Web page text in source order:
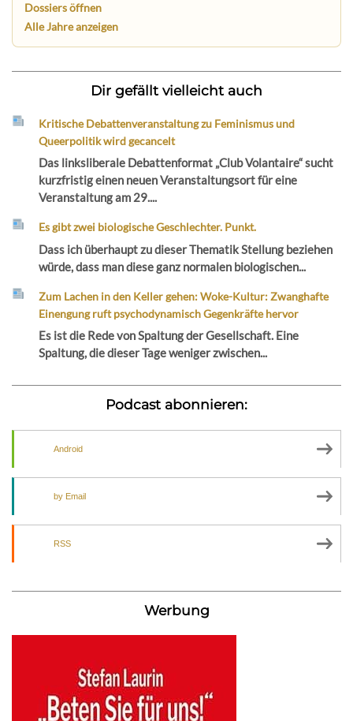
Dossiers öffnen
Alle Jahre anzeigen
Dir gefällt vielleicht auch
Kritische Debattenveranstaltung zu Feminismus und
Queerpolitik wird gecancelt
Das linksliberale Debattenformat „Club Volantaire“ sucht
kurzfristig einen neuen Veranstaltungsort für eine
Veranstaltung am 29....
Es gibt zwei biologische Geschlechter. Punkt.
Dass ich überhaupt zu dieser Thematik Stellung beziehen
würde, dass man diese ganz normalen biologischen...
Zum Lachen in den Keller gehen: Woke-Kultur: Zwanghafte
Einengung ruft psychodynamisch Gegenkräfte hervor
Es ist die Rede von Spaltung der Gesellschaft. Eine
Spaltung, die dieser Tage weniger zwischen...
Podcast abonnieren:
Android
by Email
RSS
Werbung